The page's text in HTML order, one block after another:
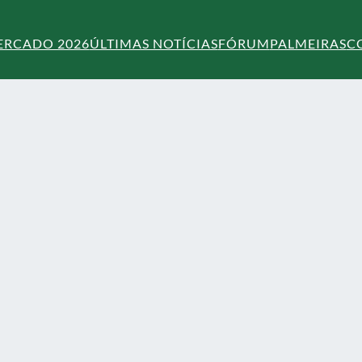
2026ÚLTIMAS NOTÍCIASFÓRUMPALMEIRAS